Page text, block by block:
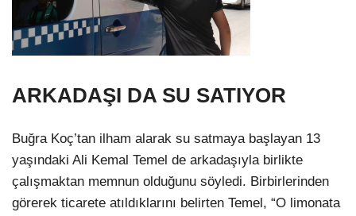
ARKADAŞI DA SU SATIYOR
Buğra Koç’tan ilham alarak su satmaya başlayan 13
yaşındaki Ali Kemal Temel de arkadaşıyla birlikte
çalışmaktan memnun olduğunu söyledi. Birbirlerinden
görerek ticarete atıldıklarını belirten Temel, “O limonata